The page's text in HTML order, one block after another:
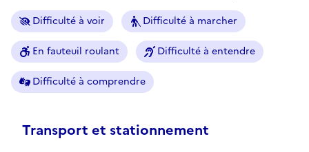
Difficulté à voir Difficulté à marcher
En fauteuil roulant Difficulté à entendre
Difficulté à comprendre
Transport et stationnement